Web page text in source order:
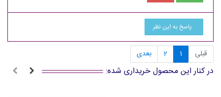
پاسخ به این نظر
قبلی 1
2 بعدی
در کنار این محصول خریداری شده: